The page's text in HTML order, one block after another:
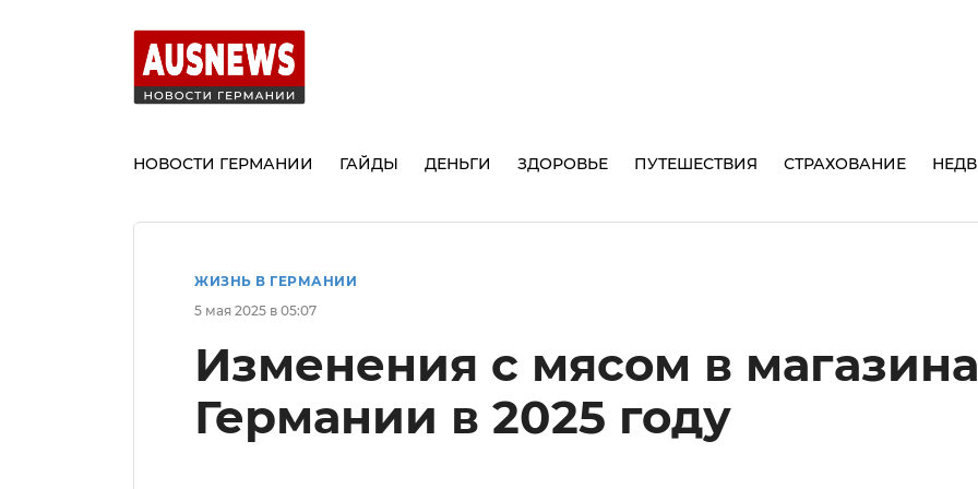
НОВОСТИ ГЕРМАНИИ ГАЙДЫ ДЕНЬГИ ЗДОРОВЬЕ ПУТЕШЕСТВИЯ СТРАХОВАНИЕ
ЖИЗНЬ В ГЕРМАНИИ
5 мая 2025 в 05:07
Изменения с мясом в
Германии в 2025 году